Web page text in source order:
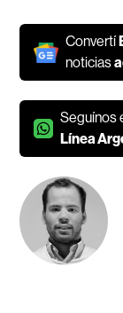
Convertí
noticias
Seguínos
Línea